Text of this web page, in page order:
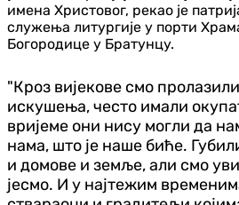
имена Христовог, рекао је
служења литургије у порти
Богородице у Братунцу.
"Кроз вијекове смо
искушења, често имали
вријеме они нису могли да
нама, што је наше биће.
и домове и земље, али смо
јесмо. И у најтежим